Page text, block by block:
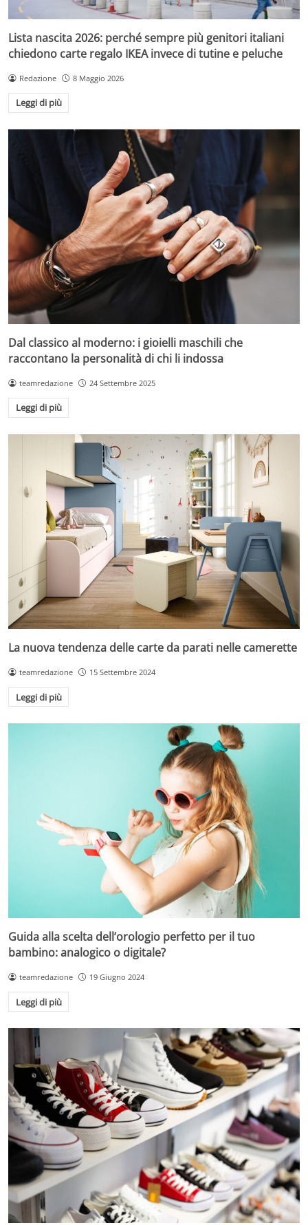
Lista nascita 2026: perché sempre più genitori italiani
chiedono carte regalo IKEA invece di tutine e peluche
Redazione 8 Maggio 2026
Leggi di più
Dal classico al moderno: i gioielli maschili che
raccontano la personalità di chi li indossa
teamredazione 24 Settembre 2025
Leggi di più
La nuova tendenza delle carte da parati nelle camerette
teamredazione 15 Settembre 2024
Leggi di più
Guida alla scelta dell’orologio perfetto per il tuo
bambino: analogico o digitale?
teamredazione 19 Giugno 2024
Leggi di più